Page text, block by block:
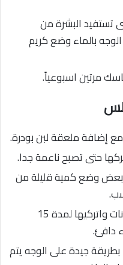
تستفيد البشرة من
بالماء وضع كريم
مرتين اسبوعياً.
إضافة ملعقة لبن بودرة.
حتى تصبح ناعمة جدا.
وضع كمية قليلة من
اغسلي وجهك وضعي المكونات واتركيها لمدة 15
دافئ.
جيدة على الوجه يتم